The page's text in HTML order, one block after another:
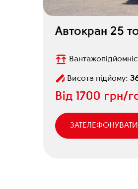
Автокран 25
Висота підйому:
Від 1700 грн/
ЗАТЕЛЕФОНУВАТИ